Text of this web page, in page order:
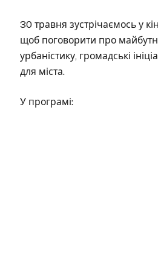
30 травня зустрічаємось у
щоб поговорити про
урбаністику, громадські
для міста.
У програмі: